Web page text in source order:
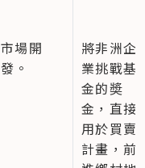
市場開
發。
將非洲企
業挑戰基
金的奬
金，直接
用於買賣
計畫，前